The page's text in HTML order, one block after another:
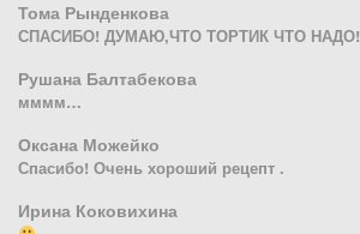
Тома Рынденкова
СПАСИБО! ДУМАЮ,ЧТО ТОРТИК ЧТО НАДО!
Рушана Балтабекова
мммм…
Оксана Можейко
Спасибо! Очень хороший рецепт .
Ирина Коковихина